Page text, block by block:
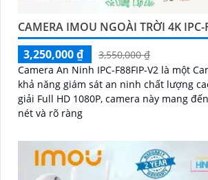
CAMERA IMOU NGOÀI TRỜI 4K IPC-
3,250,000 ₫
3,550,000 ₫
Camera An Ninh IPC-F88FIP-V2 là một
khả năng giám sát an ninh chất lượng cao. Với độ
giải Full HD 1080P, camera này mang
nét và rõ ràng